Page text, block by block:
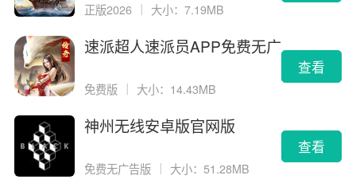
正版2026 ｜ 大小：7.19MB
速派超人速派员APP免费无广
免费版 大小：14.43MB
查看
神州无线安卓版官网版
免费无广告版 大小：51.28MB
查看